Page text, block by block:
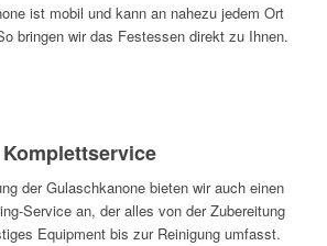
ist mobil und kann an nahezu jedem Ort
bringen wir das Festessen direkt zu Ihnen.
Komplettservice
der Gulaschkanone bieten wir auch einen
Service an, der alles von der Zubereitung
Equipment bis zur Reinigung umfasst.